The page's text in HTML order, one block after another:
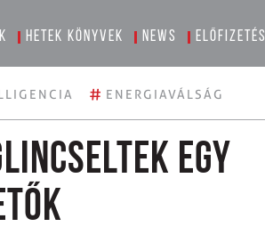
Hetek könyvek News Előfizetés
# ENERGIAVÁLSÁG
egy